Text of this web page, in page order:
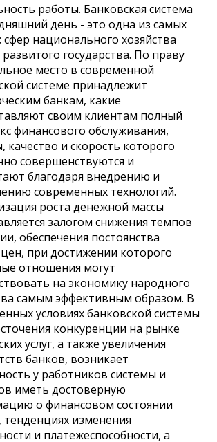
работы. Банковская система
день - это одна из самых
национального хозяйства
государства. По праву
место в современной
системе принадлежит
банкам, какие
своим клиентам полный
финансового обслуживания,
качество и скорость которого
совершенствуются и
благодаря внедрению и
современных технологий.
роста денежной массы
залогом снижения темпов
обеспечения постоянства
при достижении которого
отношения могут
на экономику народного
самым эффективным образом. В
условиях банковской системы
конкуренции на рынке
услуг, а также увеличения
банков, возникает
у работников системы и
иметь достоверную
о финансовом состоянии
тенденциях изменения
и платежеспособности, а